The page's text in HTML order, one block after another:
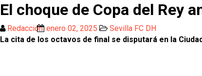
El choque de Copa del Rey
Redacción enero 02, 2025
Sevilla FC DH
La cita de los octavos de final se disputará en la